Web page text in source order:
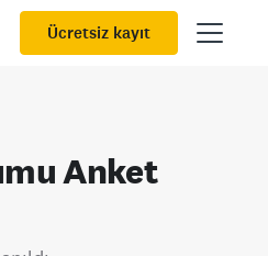
Ücretsiz kayıt
Anket